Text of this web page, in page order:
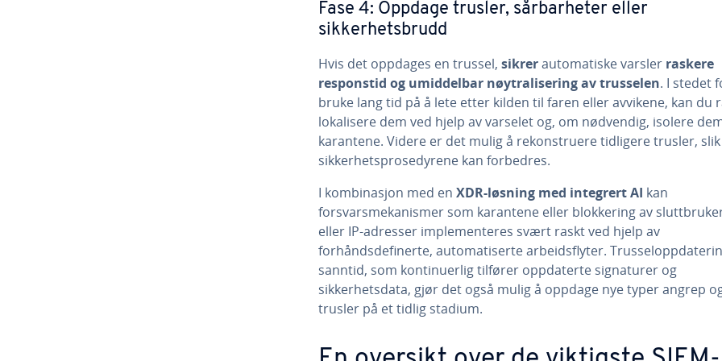
Fase 4: Oppdage trusler, sårbarheter eller
sikkerhetsbrudd
Hvis det oppdages en trussel, sikrerautomatiske varsler raskere
responstid og umiddelbar nøytralisering av trusselen. I stedet
bruke lang tid på å lete etter kilden til faren eller avvikene, kan du
lokalisere dem ved hjelp av varselet og, om nødvendig, isolere
karantene. Videre er det mulig å rekonstruere tidligere trusler,
sikkerhetsprosedyrene kan forbedres.
I kombinasjon med en XDR-løsning med integrert AI kan
forsvarsmekanismer som karantene eller blokkering av
eller IP-adresser implementeres svært raskt ved hjelp av
forhåndsdefinerte, automatiserte arbeidsflyter.
sanntid, som kontinuerlig tilfører oppdaterte signaturer og
sikkerhetsdata, gjør det også mulig å oppdage nye typer angrep
trusler på et tidlig stadium.